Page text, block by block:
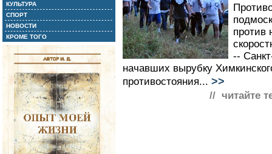
КУЛЬТУРА
СПОРТ
НОВОСТИ
КРОМЕ ТОГО
против
--
начавших вырубку
противостояния... >>
// читайте